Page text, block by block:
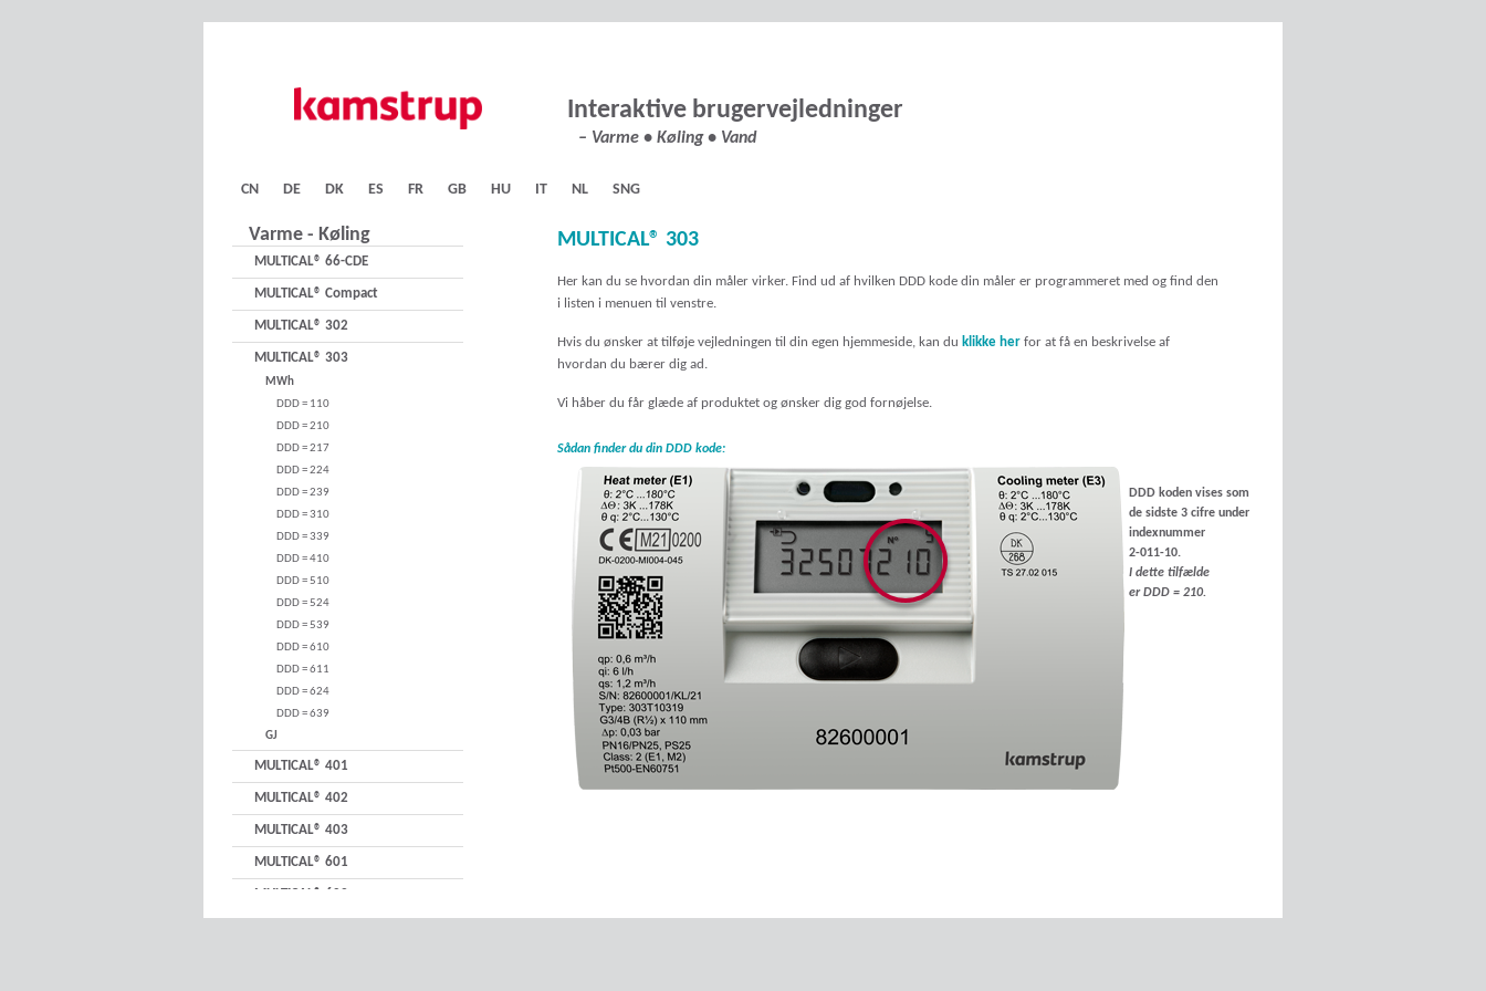
Interaktive brugervejledninger
– Varme • Køling • Vand
CN DE DK ES FR GB HU IT NL SNG
Varme - Køling
MULTICAL® 66-CDE
MULTICAL® Compact
MULTICAL® 302
MULTICAL® 303
MWh
DDD = 110
DDD = 210
DDD = 217
DDD = 224
DDD = 239
DDD = 310
DDD = 339
DDD = 410
DDD = 510
DDD = 524
DDD = 539
DDD = 610
DDD = 611
DDD = 624
DDD = 639
GJ
MULTICAL® 401
MULTICAL® 402
MULTICAL® 403
MULTICAL® 601
MULTICAL® 602
MULTICAL® 303
Her kan du se hvordan din måler virker. Find ud af hvilken DDD kode din måler er programmeret med og find den
i listen i menuen til venstre.
Hvis du ønsker at tilføje vejledningen til din egen hjemmeside, kan du klikke her for at få en beskrivelse af
hvordan du bærer dig ad.
Vi håber du får glæde af produktet og ønsker dig god fornøjelse.
Sådan finder du din DDD kode:
DDD koden vises som
de sidste 3 cifre under
indexnummer
2-011-10.
I dette tilfælde
er DDD = 210.